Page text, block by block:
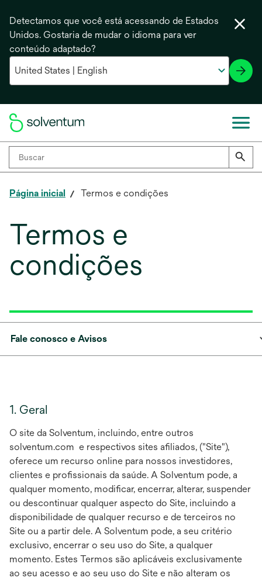
Detectamos que você está acessando de Estados
Unidos. Gostaria de mudar o idioma para ver
conteúdo adaptado?
Página inicial Termos e condições
Termos e
condições
Fale conosco e Avisos
1. Geral
O site da Solventum, incluindo, entre outros
solventum.com e respectivos sites afiliados, ("Site"),
oferece um recurso online para nossos investidores,
clientes e profissionais da saúde. A Solventum pode, a
qualquer momento, modificar, encerrar, alterar, suspender
ou descontinuar qualquer aspecto do Site, incluindo a
disponibilidade de qualquer recurso e de terceiros no
Site ou a partir dele. A Solventum pode, a seu critério
exclusivo, encerrar o seu uso do Site, a qualquer
momento. Estes Termos são aplicáveis exclusivamente
ao seu acesso e ao seu uso do Site e não alteram os